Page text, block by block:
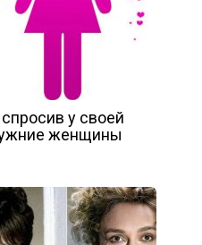
у своей
женщины